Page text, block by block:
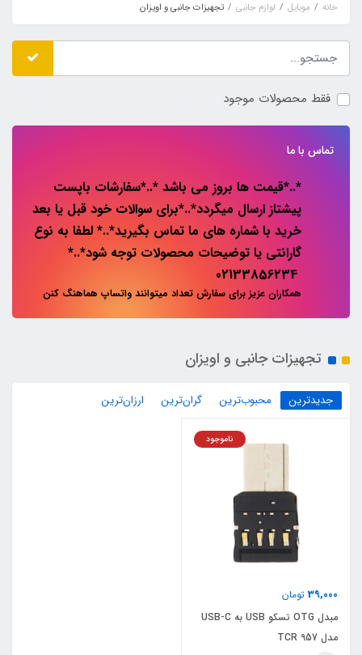
خانه موبایل لوازم جانبی تجهیزات جانبی و اویزان
فقط محصولات موجود
تماس با ما
*..*قیمت ها بروز می باشد *..*سفارشات باپست
پیشتاز ارسال میگردد*..*برای سوالات خود قبل یا بعد
خرید با شماره های ما تماس بگیرید*..* لطفا به نوع
گارانتی یا توضیحات محصولات توجه شود*..*
همکاران عزیز برای سفارش تعداد میتوانند واتساپ هماهنگ کنن
تجهیزات جانبی و اویزان
جدیدترین محبوب‌ترین گران‌ترین ارزان‌ترین
39,000 تومان
ناموجود
مبدل OTG تسکو USB به USB-C
مدل TCR 957